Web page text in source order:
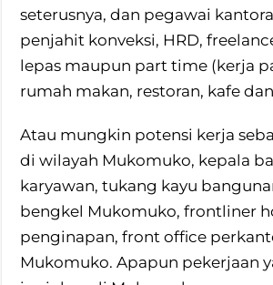
seterusnya, dan pegawai
penjahit konveksi, HRD,
lepas maupun part time (kerja
rumah makan, restoran, kafe
Atau mungkin potensi kerja
di wilayah Mukomuko, kepala
karyawan, tukang kayu
bengkel Mukomuko, frontliner
penginapan, front office
Mukomuko. Apapun pekerjaan